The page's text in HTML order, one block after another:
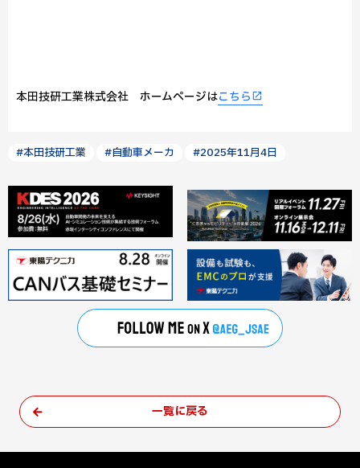
本田技研工業株式会社 ホームページはこちら
#本田技研工業 #自動車メーカ #2025年11月4日
一覧に戻る